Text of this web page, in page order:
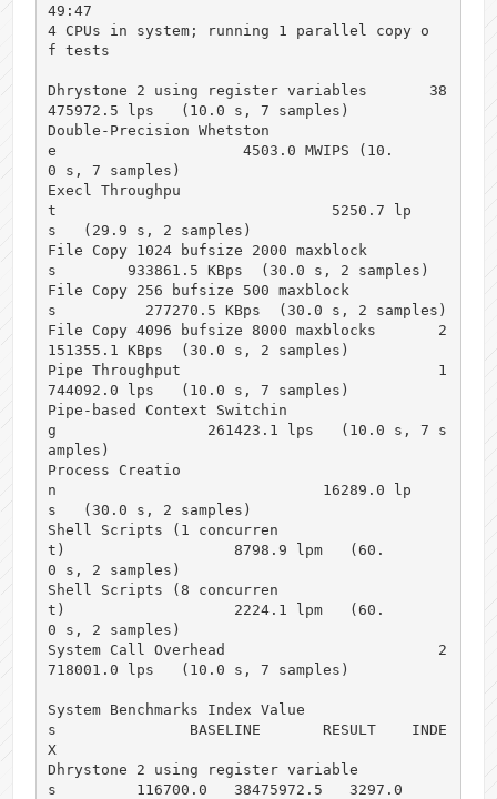
49:47
4 CPUs in system; running 1 parallel copy o
f tests
Dhrystone 2 using register variables       38
475972.5 lps   (10.0 s, 7 samples)
Double-Precision Whetston
e                     4503.0 MWIPS (10.
0 s, 7 samples)
Execl Throughpu
t                               5250.7 lp
s   (29.9 s, 2 samples)
File Copy 1024 bufsize 2000 maxblock
s        933861.5 KBps  (30.0 s, 2 samples)
File Copy 256 bufsize 500 maxblock
s          277270.5 KBps  (30.0 s, 2 samples)
File Copy 4096 bufsize 8000 maxblocks       2
151355.1 KBps  (30.0 s, 2 samples)
Pipe Throughput                             1
744092.0 lps   (10.0 s, 7 samples)
Pipe-based Context Switchin
g                 261423.1 lps   (10.0 s, 7 s
amples)
Process Creatio
n                              16289.0 lp
s   (30.0 s, 2 samples)
Shell Scripts (1 concurren
t)                   8798.9 lpm   (60.
0 s, 2 samples)
Shell Scripts (8 concurren
t)                   2224.1 lpm   (60.
0 s, 2 samples)
System Call Overhead                        2
718001.0 lps   (10.0 s, 7 samples)
System Benchmarks Index Value
s               BASELINE       RESULT    INDE
X
Dhrystone 2 using register variable
s         116700.0   38475972.5   3297.0